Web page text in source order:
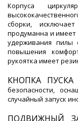
Корпуса
сборки,
продуманна и имеет
удерживания пилы
повышения
рукоятка имеет
КНОПКА ПУСКА
безопасности,
случайный запуск
ПОДВИЖНЫЙ